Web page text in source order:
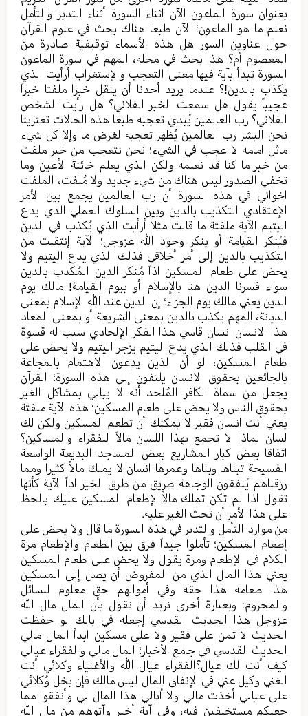
بعنوان سورة الماعون الآن اثناء السورة أثناء التدبر والتأمل
نعلم ما هو الماعون؛ الآن طبعا هناك بحث في علوم القرآن
حول عناوین السور هل هذه الأسماء توقیفیة صادرة من
المعصوم أم؟ هذا بحث في محله، المهم في سورة الماعون
السورة تبدأ بآیة فیها معنی التعجب والإستغراب أرأيت الذي
یکذب بالدین!؟ عندما یرید أحدنا أن ینقل خبرا ملفتا خبراً
عجیباً یقول هل سمعت الخبر الفلاني؟ هل رأيت الشخص
الفلاني؟ رب العالمین یُبدي تعجبه طبعا هذه الحالات تعترینا
نحن البشر رب العالمین یُظهر تعجبه لغرض ما وإلا کل شيء
ماثل امامه لا عجب في الشيء؛ نحن نتعجب من خبر ملفت
من خبر ما کنا قد نعلمه ولکن الذي یعلم خائنة الأعین وما
تخفي الصدور لیس هناك من شيء جدید ولا مُلفت، الملفت
اخواني في هذه السورة أن رب العالمین یجمع بین الأمر
الإعتقادي التکذیب بالدین وبین السلوك العملي الذي یدع
الیتیم الآیة ملفتة ما قالت مثلا أرأیت الذي یُکذب في الدین
فیُنکر القیامة أو ینکر وجود الله عزوجل؛ الآیة إنتقلت من
التکذیب بالدین إلی أمر أخلاقي فذلك الذي یدع الیتیم ولا
یحض علی طعام المسکین اذاً مُنکر الدین المُکدب بالدین
سواء فسرنا الدین هنا بالإسلام أو بیوم القیامة! مالك یوم
الدین یعني مالك یوم الجزاء؛ إن الدین عند الله الإسلام بمعنی
الدیانة، المهم یکذب بالدین بمعنی الشریعة أو بمعنی المعاد
هذا الانسان انسان قاسي هذا الفکر الإلحادي سبب له قسوة
في القلب فذلك الذي یدع الیتیم یزجر الیتیم ولا یحض علی
طعام المسکین، لو أن الذین یدعون الاهتمام بالمجاعة
بالجائعین بحقوق الانسان یلتفون إلی هذه السورة؛ القرآن
یجعل من سماة الکافر المُلحد أنه لا یبالي بمشاکل الغیر
بحقوق الناس ولا یحض علی طعام المسکین؛ هذه الآیة ملفتة
يعني أنت انسان فقیر لا یمکنك أن تطعم المسکین ولکن لك
لسان لماذا لا تجمع بهذا اللسان مالاً للفقراء والمساکین؟
اتفاقا بعض کبار المشاریع بعض المساجد البدیعة الواسعة
الفسیحة تبناها وبناها وعمرها انسان لا یملك مالاً کثیرا ومما
رزقناهم یُنفقون الوجاهة طریق من طرق الخیر اذاً الآیة کأنها
تقول اذا لم تکن تملك مالاً لإطعام المسکین علیك بالحظ
علی هذا الأمر أن تحث الغیر علیه.
من موارد التأمل والتدبر في هذه السورة ما قال ولا یحض علی
إطعام المسکین؛ تأملوا جیداً فرق بین الطعام والإطعام مرة
الکلام في الإطعام ومرة یقول ولا یحض علی طعام المسکین
یعني هذا المال الذي من المفروض أن یصل إلی المسکین
هذا طعامه هذا حقه وفي أموالهم حق معلوم للسائل
والمحروم؛ وبعبارة أخری نرید أن نقول بأن المال مال الله
عزوجل هذا الحدیث القدسي إجعله في بالك لو حفظت
الحدیث لا تمن علی فقیر ولا علی مسکین ابداً المال مالي
الحدیث القدسي في جامع الأخبار؛ المال مالي والفقراء عیالي
کیف أنت لك عیال؟الفقراء عیال الله والأغنیاء وکلائي أنت
الغني وکیل عني في الإنفاق المال لیس مالك فإن بخل وُکلائي
علی عیالي أخذت مالي ولا اُبالي هذا المال لي وأنفقوا مما
جعلکم مستخلفین فیه، وفي آیة أخیر وآتوهم من مال الله